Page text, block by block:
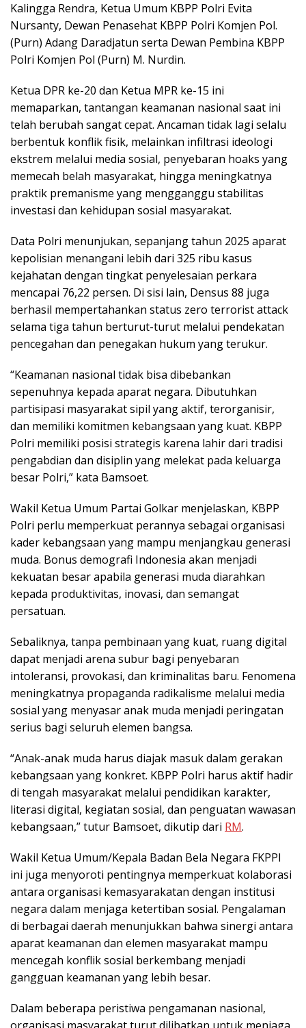
Kalingga Rendra, Ketua Umum KBPP Polri Evita
Nursanty, Dewan Penasehat KBPP Polri Komjen Pol.
(Purn) Adang Daradjatun serta Dewan Pembina KBPP
Polri Komjen Pol (Purn) M. Nurdin.
Ketua DPR ke-20 dan Ketua MPR ke-15 ini
memaparkan, tantangan keamanan nasional saat ini
telah berubah sangat cepat. Ancaman tidak lagi selalu
berbentuk konflik fisik, melainkan infiltrasi ideologi
ekstrem melalui media sosial, penyebaran hoaks yang
memecah belah masyarakat, hingga meningkatnya
praktik premanisme yang mengganggu stabilitas
investasi dan kehidupan sosial masyarakat.
Data Polri menunjukan, sepanjang tahun 2025 aparat
kepolisian menangani lebih dari 325 ribu kasus
kejahatan dengan tingkat penyelesaian perkara
mencapai 76,22 persen. Di sisi lain, Densus 88 juga
berhasil mempertahankan status zero terrorist attack
selama tiga tahun berturut-turut melalui pendekatan
pencegahan dan penegakan hukum yang terukur.
“Keamanan nasional tidak bisa dibebankan
sepenuhnya kepada aparat negara. Dibutuhkan
partisipasi masyarakat sipil yang aktif, terorganisir,
dan memiliki komitmen kebangsaan yang kuat. KBPP
Polri memiliki posisi strategis karena lahir dari tradisi
pengabdian dan disiplin yang melekat pada keluarga
besar Polri,” kata Bamsoet.
Wakil Ketua Umum Partai Golkar menjelaskan, KBPP
Polri perlu memperkuat perannya sebagai organisasi
kader kebangsaan yang mampu menjangkau generasi
muda. Bonus demografi Indonesia akan menjadi
kekuatan besar apabila generasi muda diarahkan
kepada produktivitas, inovasi, dan semangat
persatuan.
Sebaliknya, tanpa pembinaan yang kuat, ruang digital
dapat menjadi arena subur bagi penyebaran
intoleransi, provokasi, dan kriminalitas baru. Fenomena
meningkatnya propaganda radikalisme melalui media
sosial yang menyasar anak muda menjadi peringatan
serius bagi seluruh elemen bangsa.
“Anak-anak muda harus diajak masuk dalam gerakan
kebangsaan yang konkret. KBPP Polri harus aktif hadir
di tengah masyarakat melalui pendidikan karakter,
literasi digital, kegiatan sosial, dan penguatan wawasan
kebangsaan,” tutur Bamsoet, dikutip dari RM.
Wakil Ketua Umum/Kepala Badan Bela Negara FKPPI
ini juga menyoroti pentingnya memperkuat kolaborasi
antara organisasi kemasyarakatan dengan institusi
negara dalam menjaga ketertiban sosial. Pengalaman
di berbagai daerah menunjukkan bahwa sinergi antara
aparat keamanan dan elemen masyarakat mampu
mencegah konflik sosial berkembang menjadi
gangguan keamanan yang lebih besar.
Dalam beberapa peristiwa pengamanan nasional,